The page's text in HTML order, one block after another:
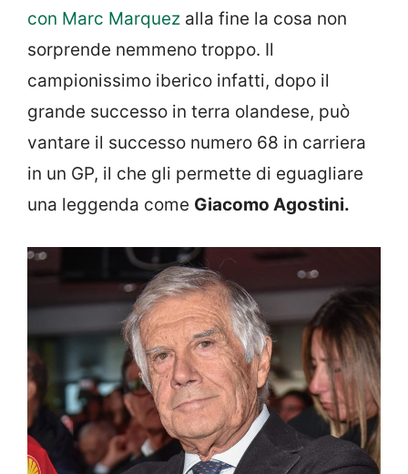
con Marc Marquez alla fine la cosa non
sorprende nemmeno troppo. Il
campionissimo iberico infatti, dopo il
grande successo in terra olandese, può
vantare il successo numero 68 in carriera
in un GP, il che gli permette di eguagliare
una leggenda come Giacomo Agostini.